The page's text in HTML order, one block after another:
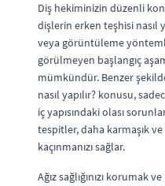
Diş hekiminizin düzenli
dişlerin erken teşhisi nasıl
veya görüntüleme
görülmeyen başlangıç
mümkündür. Benzer
nasıl yapılır? konusu,
iç yapısındaki olası
tespitler, daha karmaşık
kaçınmanızı sağlar.
Ağız sağlığınızı korumak